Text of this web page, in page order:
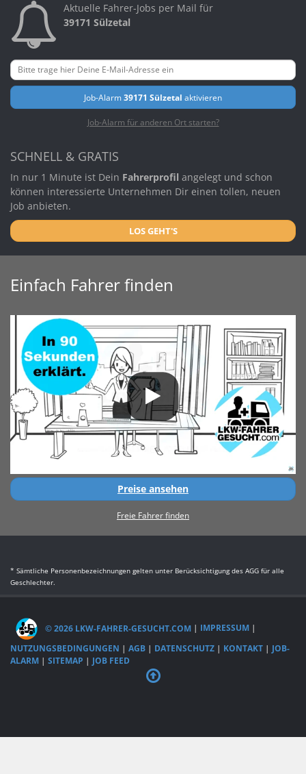
Aktuelle Fahrer-Jobs per Mail für
39171 Sülzetal
Job-Alarm39171 Sülzetal aktivieren
Job-Alarm für anderen Ort starten?
SCHNELL & GRATIS
In nur 1 Minute ist Dein Fahrerprofil angelegt und schon
können interessierte Unternehmen Dir einen tollen, neuen
Job anbieten.
LOS GEHT'S
Einfach Fahrer finden
Preise ansehen
Freie Fahrer finden
* Sämtliche Personenbezeichnungen gelten unter Berücksichtigung des AGG für alle
Geschlechter.
© 2026 LKW-FAHRER-GESUCHT.COM | IMPRESSUM |
NUTZUNGSBEDINGUNGEN | AGB | DATENSCHUTZ | KONTAKT | JOB-
ALARM | SITEMAP | JOB FEED